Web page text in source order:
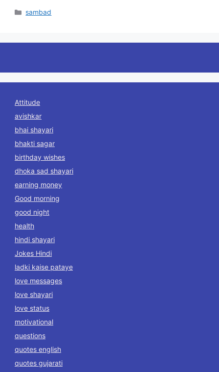
Categories
sambad
Attitude
avishkar
bhai shayari
bhakti sagar
birthday wishes
dhoka sad shayari
earning money
Good morning
good night
health
hindi shayari
Jokes Hindi
ladki kaise pataye
love messages
love shayari
love status
motivational
questions
quotes english
quotes gujarati